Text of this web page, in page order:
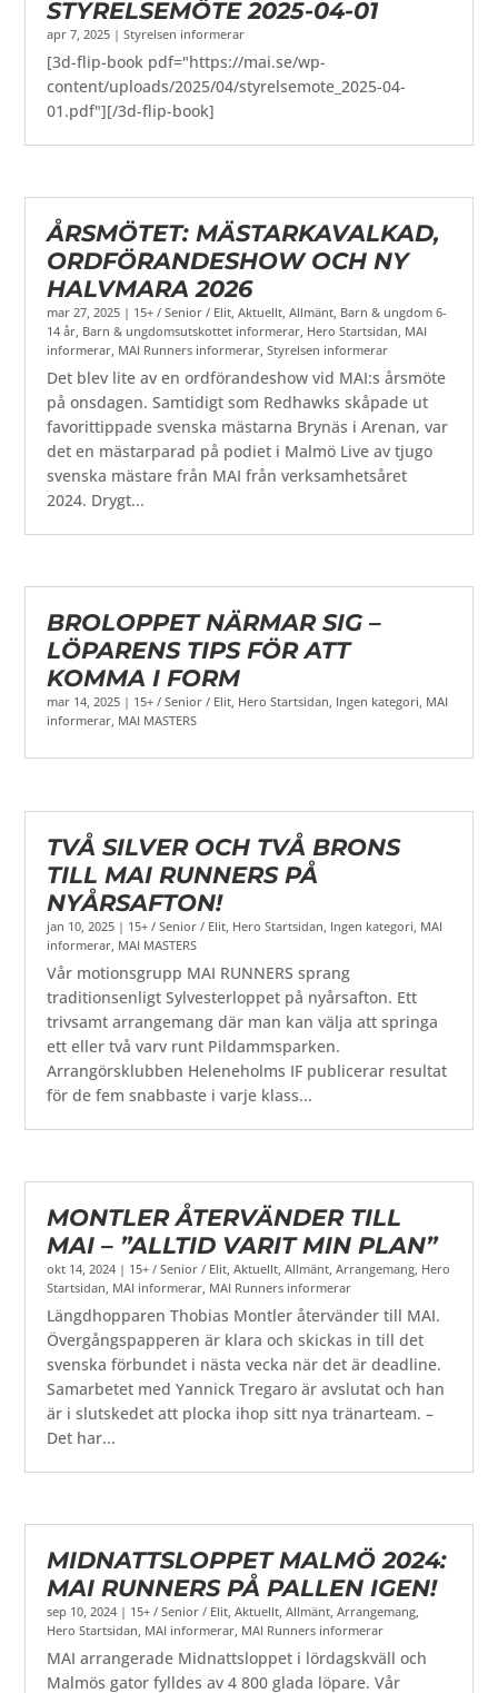
STYRELSEMÖTE 2025-04-01
apr 7, 2025 |Styrelsen informerar
[3d-flip-book pdf="https://mai.se/wp-
content/uploads/2025/04/styrelsemote_2025-04-
01.pdf"][/3d-flip-book]
ÅRSMÖTET: MÄSTARKAVALKAD,
ORDFÖRANDESHOW OCH NY
HALVMARA 2026
mar 27, 2025 | 15+ / Senior / Elit,Aktuellt,Allmänt, Barn & ungdom 6-
14 år, Barn & ungdomsutskottet informerar, Hero Startsidan, MAI
informerar, MAI Runners informerar,Styrelsen informerar
Det blev lite av en ordförandeshow vid MAI:s årsmöte
på onsdagen. Samtidigt som Redhawks skåpade ut
favorittippade svenska mästarna Brynäs i Arenan, var
det en mästarparad på podiet i Malmö Live av tjugo
svenska mästare från MAI från verksamhetsåret
2024. Drygt...
BROLOPPET NÄRMAR SIG –
LÖPARENS TIPS FÖR ATT
KOMMA I FORM
mar 14, 2025 | 15+ / Senior / Elit, Hero Startsidan, Ingen kategori, MAI
informerar, MAI MASTERS
TVÅ SILVER OCH TVÅ BRONS
TILL MAI RUNNERS PÅ
NYÅRSAFTON!
jan 10, 2025 | 15+ / Senior / Elit Hero Startsidan Ingen kategori MAI
informerar MAI MASTERS
Vår motionsgrupp MAI RUNNERS sprang
traditionsenligt Sylvesterloppet på nyårsafton. Ett
trivsamt arrangemang där man kan välja att springa
ett eller två varv runt Pildammsparken.
Arrangörsklubben Heleneholms IF publicerar resultat
för de fem snabbaste i varje klass...
MONTLER ÅTERVÄNDER TILL
MAI – ”ALLTID VARIT MIN PLAN”
okt 14, 2024 | 15+ / Senior / Elit,Aktuellt,Allmänt,Arrangemang, Hero
Startsidan, MAI informerar, MAI Runners informerar
Längdhopparen Thobias Montler återvänder till MAI.
Övergångspapperen är klara och skickas in till det
svenska förbundet i nästa vecka när det är deadline.
Samarbetet med Yannick Tregaro är avslutat och han
är i slutskedet att plocka ihop sitt nya tränarteam. –
Det har...
MIDNATTSLOPPET MALMÖ 2024:
MAI RUNNERS PÅ PALLEN IGEN!
sep 10, 2024 | 15+ / Senior / Elit,Aktuellt,Allmänt,Arrangemang,
Hero Startsidan, MAI informerar, MAI Runners informerar
MAI arrangerade Midnattsloppet i lördagskväll och
Malmös gator fylldes av 4 800 glada löpare. Vår